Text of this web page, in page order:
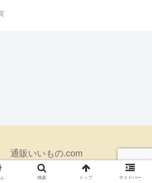
通販いいもの.com
© 2018 通販いいもの.com.
検索 トップ サイドバー